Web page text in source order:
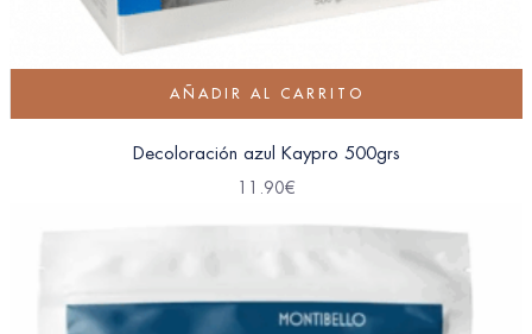
AÑADIR AL CARRITO
Decoloración azul Kaypro 500grs
11.90€